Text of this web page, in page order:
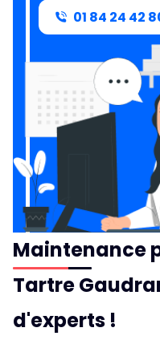
01 84 24 42
Maintenance
Tartre
d'experts !